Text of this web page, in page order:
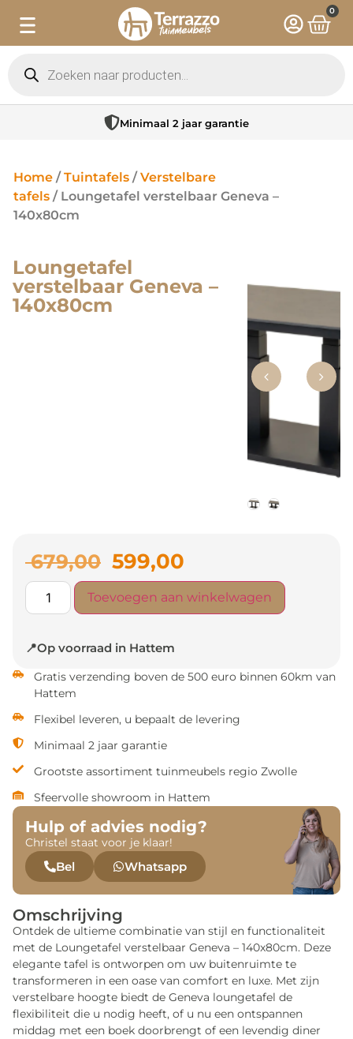
0
Minimaal 2 jaar garantie
Home /Tuintafels /Verstelbare
tafels / Loungetafel verstelbaar Geneva –
140x80cm
Loungetafel
verstelbaar Geneva –
140x80cm
679,00 599,00
Toevoegen aan winkelwagen
📍Op voorraad in Hattem
Gratis verzending boven de 500 euro binnen 60km van
Hattem
Flexibel leveren, u bepaalt de levering
Minimaal 2 jaar garantie
Grootste assortiment tuinmeubels regio Zwolle
Sfeervolle showroom in Hattem
Hulp of advies nodig?
Christel staat voor je klaar!
Bel Whatsapp
Omschrijving
Ontdek de ultieme combinatie van stijl en functionaliteit
met de Loungetafel verstelbaar Geneva – 140x80cm. Deze
elegante tafel is ontworpen om uw buitenruimte te
transformeren in een oase van comfort en luxe. Met zijn
verstelbare hoogte biedt de Geneva loungetafel de
flexibiliteit die u nodig heeft, of u nu een ontspannen
middag met een boek doorbrengt of een levendig diner